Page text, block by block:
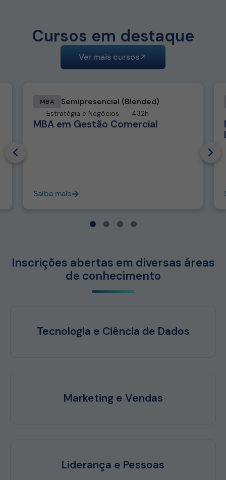
Cursos em destaque
Ver mais cursos
MBA Semipresencial (Blended)
Estratégia e Negócios 432h
MBA em Gestão Comercial
Saiba mais
3 4
Inscrições abertas em diversas áreas
de conhecimento
Tecnologia e Ciência de Dados
Marketing e Vendas
Liderança e Pessoas